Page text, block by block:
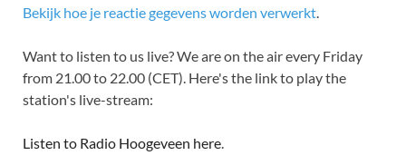
Bekijk hoe je reactie gegevens worden verwerkt.
Want to listen to us live? We are on the air every Friday
from 21.00 to 22.00 (CET). Here's the link to play the
station's live-stream:
Listen to Radio Hoogeveen here.